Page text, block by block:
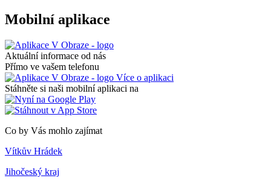
Mobilní aplikace
Aktuální informace od nás
Přímo ve vašem telefonu
Více o aplikaci
Stáhněte si naši mobilní aplikaci na
Co by Vás mohlo zajímat
Vítkův Hrádek
Jihočeský kraj